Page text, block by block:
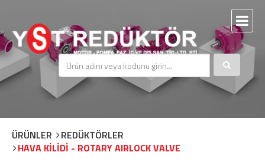
ÜRÜNLER
REDÜKTÖRLER
HAVA KİLİDİ - ROTARY AIRLOCK VALVE